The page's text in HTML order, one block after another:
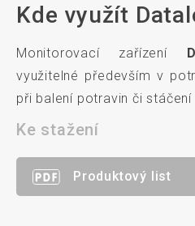
Kde využít
Monitorovací zařízení
využitelné především v
při balení potravin či stáčení
Ke stažení
Produktový list